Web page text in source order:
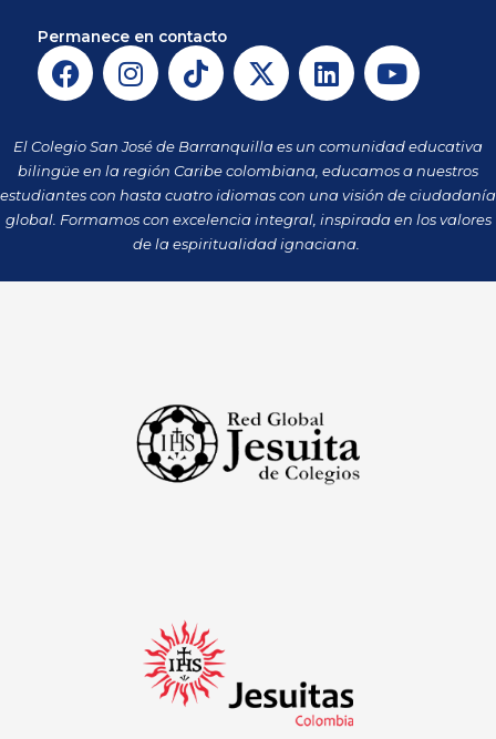
Permanece en contacto
F
a
e
b
o
o
I
n
t
a
g
r
a
m
T
i
t
o
k
X
-
w
i
t
t
e
r
L
i
k
e
d
i
n
Y
o
t
u
b
e
El Colegio San José de Barranquilla es un comunidad educativa
bilingüe en la región Caribe colombiana, educamos a nuestros
estudiantes con hasta cuatro idiomas con una visión de ciudadanía
global. Formamos con excelencia integral, inspirada en los valores
de la espiritualidad ignaciana.